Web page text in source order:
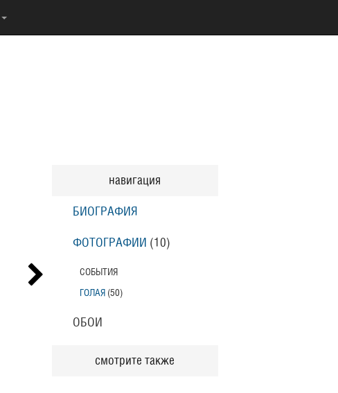
навигация
БИОГРАФИЯ
ФОТОГРАФИИ (10)
СОБЫТИЯ
ГОЛАЯ (50)
ОБОИ
смотрите также